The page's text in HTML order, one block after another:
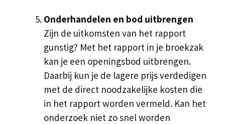
Onderhandelen en bod uitbrengen
Zijn de uitkomsten van het rapport
gunstig? Met het rapport in je broekzak
kan je een openingsbod uitbrengen.
Daarbij kun je de lagere prijs verdedigen
met de direct noodzakelijke kosten die
in het rapport worden vermeld. Kan het
onderzoek niet zo snel worden